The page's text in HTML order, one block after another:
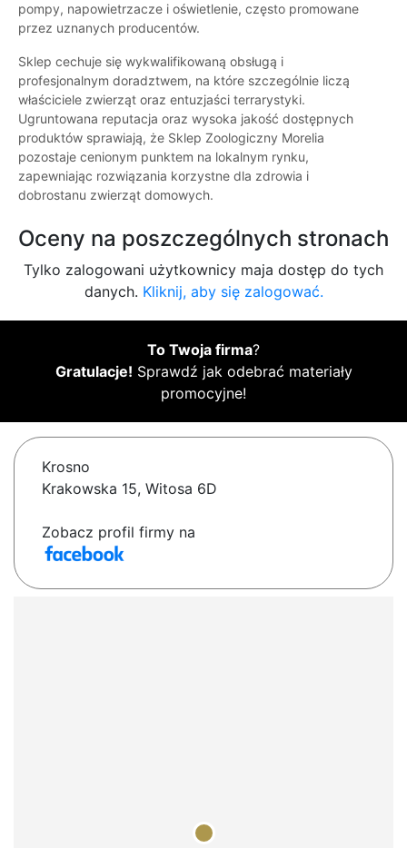
pompy, napowietrzacze i oświetlenie, często promowane
przez uznanych producentów.
Sklep cechuje się wykwalifikowaną obsługą i
profesjonalnym doradztwem, na które szczególnie liczą
właściciele zwierząt oraz entuzjaści terrarystyki.
Ugruntowana reputacja oraz wysoka jakość dostępnych
produktów sprawiają, że Sklep Zoologiczny Morelia
pozostaje cenionym punktem na lokalnym rynku,
zapewniając rozwiązania korzystne dla zdrowia i
dobrostanu zwierząt domowych.
Oceny na poszczególnych stronach
Tylko zalogowani użytkownicy maja dostęp do tych
danych. Kliknij, aby się zalogować.
To Twoja firma?
Gratulacje! Sprawdź jak odebrać materiały
promocyjne!
Krosno
Krakowska 15, Witosa 6D
Zobacz profil firmy na